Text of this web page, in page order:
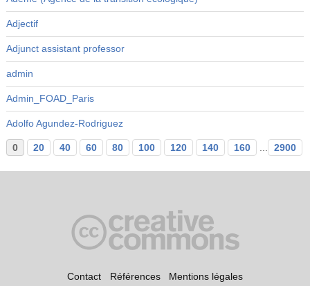
Adjectif
Adjunct assistant professor
admin
Admin_FOAD_Paris
Adolfo Agundez-Rodriguez
0 20 40 60 80 100 120 140 160 ... 2900
Contact Références Mentions légales